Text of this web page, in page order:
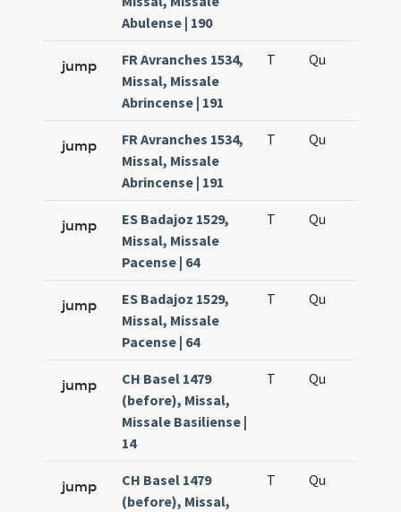
Abulense | 190
jump
FR Avranches 1534,
Missal, Missale
Abrincense | 191
T Qu
jump
FR Avranches 1534,
Missal, Missale
Abrincense | 191
T Qu
jump
ES Badajoz 1529,
Missal, Missale
Pacense | 64
T Qu
jump
ES Badajoz 1529,
Missal, Missale
Pacense | 64
T Qu
jump
CH Basel 1479
(before), Missal,
Missale Basiliense |
14
T Qu
jump
CH Basel 1479
(before), Missal,
T Qu